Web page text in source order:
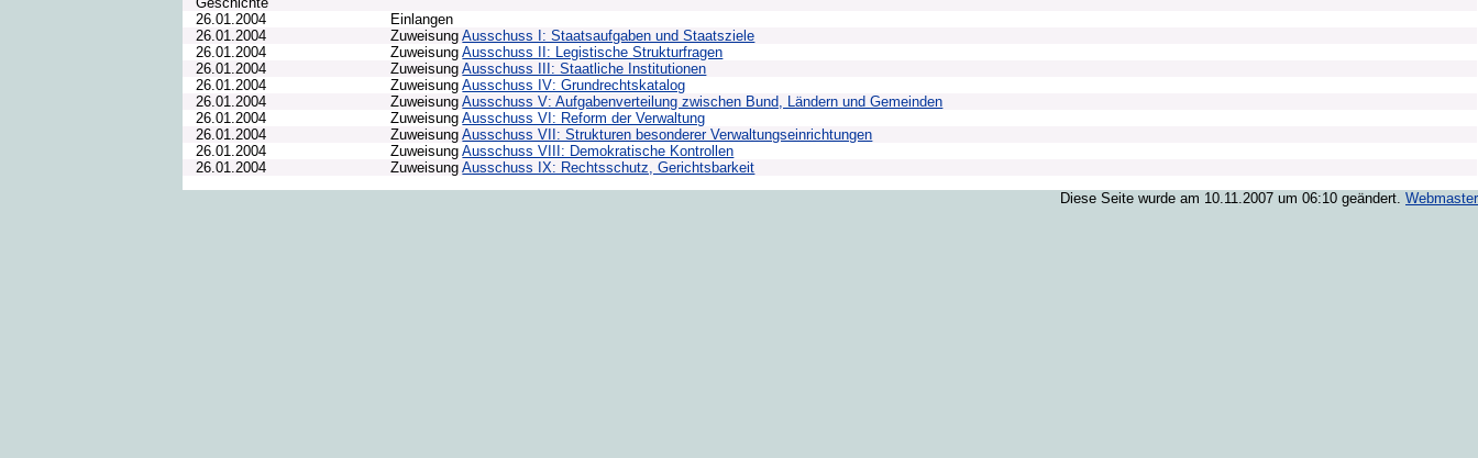
26.01.2004
Einlangen
26.01.2004
ZuweisungAusschuss I: Staatsaufgaben und Staatsziele
26.01.2004
ZuweisungAusschuss II: Legistische Strukturfragen
26.01.2004
ZuweisungAusschuss III: Staatliche Institutionen
26.01.2004
ZuweisungAusschuss IV: Grundrechtskatalog
26.01.2004
ZuweisungAusschuss V: Aufgabenverteilung zwischen Bund, Ländern und Gemeinden
26.01.2004
ZuweisungAusschuss VI: Reform der Verwaltung
26.01.2004
ZuweisungAusschuss VII: Strukturen besonderer Verwaltungseinrichtungen
26.01.2004
ZuweisungAusschuss VIII: Demokratische Kontrollen
26.01.2004
ZuweisungAusschuss IX: Rechtsschutz, Gerichtsbarkeit
Diese Seite wurde am 10.11.2007 um 06:10 geändert. Webmaster